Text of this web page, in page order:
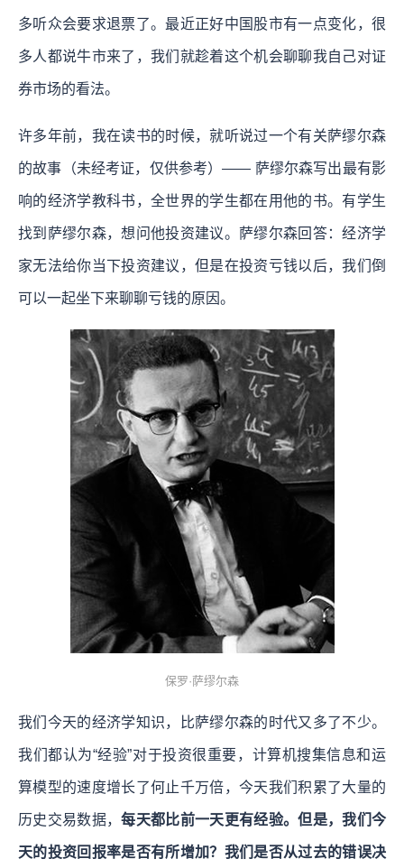
多听众会要求退票了。最近正好中国股市有一点变化，很
多人都说牛市来了，我们就趁着这个机会聊聊我自己对证
券市场的看法。
许多年前，我在读书的时候，就听说过一个有关萨缪尔森
的故事（未经考证，仅供参考）—— 萨缪尔森写出最有影
响的经济学教科书，全世界的学生都在用他的书。有学生
找到萨缪尔森，想问他投资建议。萨缪尔森回答：经济学
家无法给你当下投资建议，但是在投资亏钱以后，我们倒
可以一起坐下来聊聊亏钱的原因。
保罗·萨缪尔森
我们今天的经济学知识，比萨缪尔森的时代又多了不少。
我们都认为“经验”对于投资很重要，计算机搜集信息和运
算模型的速度增长了何止千万倍，今天我们积累了大量的
历史交易数据，每天都比前一天更有经验。但是，我们今
天的投资回报率是否有所增加？我们是否从过去的错误决